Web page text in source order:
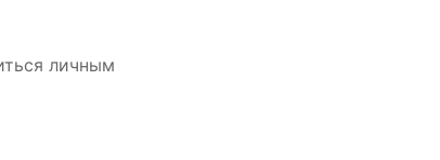
личным